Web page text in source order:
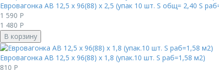
Евровагонка AB 12,5 х 96(88) х 2,5 (упак 10 шт. S общ= 2,40 S
1 590 Р
1 480 Р
В корзину
Евровагонка AB 12,5 х 96(88) х 1,8 (упак.10 шт. S раб=1,58 м2)
810 Р